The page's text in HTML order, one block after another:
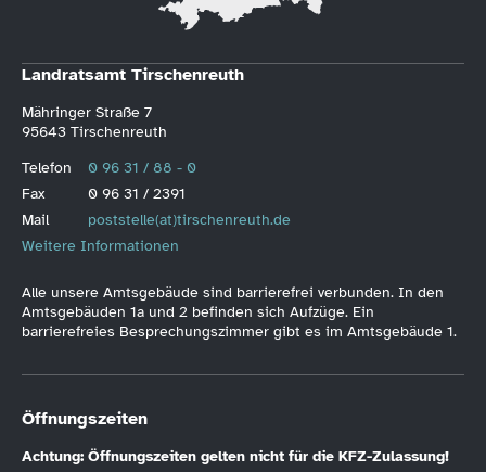
Landratsamt Tirschenreuth
Mähringer Straße 7
95643 Tirschenreuth
Telefon
0 96 31 / 88 - 0
Fax
0 96 31 / 2391
Mail
poststelle(at)tirschenreuth.de
Weitere Informationen
Alle unsere Amtsgebäude sind barrierefrei verbunden. In den
Amtsgebäuden 1a und 2 befinden sich Aufzüge. Ein
barrierefreies Besprechungszimmer gibt es im Amtsgebäude 1.
Öffnungszeiten
Achtung: Öffnungszeiten gelten nicht für die KFZ-Zulassung!